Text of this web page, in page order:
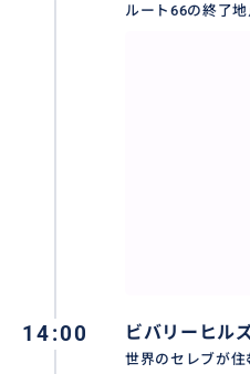
https://qa.buyma.com/
・ロサンゼルス空港への出
ルート66の終了
14:00 ビバリーヒル
世界のセレブが